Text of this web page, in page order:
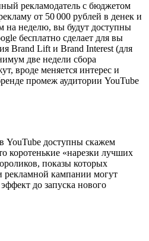
рекламодатель с бюджетом
от 50 000 рублей в денек и
на неделю, вы будут доступны
бесплатно сделает для вы
Brand Lift и Brand Interest (для
две недели сбора
вроде меняется интерес и
промеж аудитории YouTube
YouTube доступны скажем
коротенькие «нарезки лучших
показы которых
рекламной кампании могут
до запуска нового